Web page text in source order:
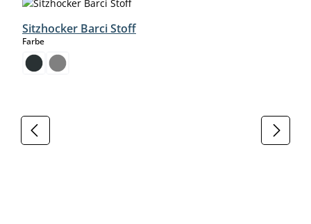
Sitzhocker Barci Stoff
Farbeauswählen